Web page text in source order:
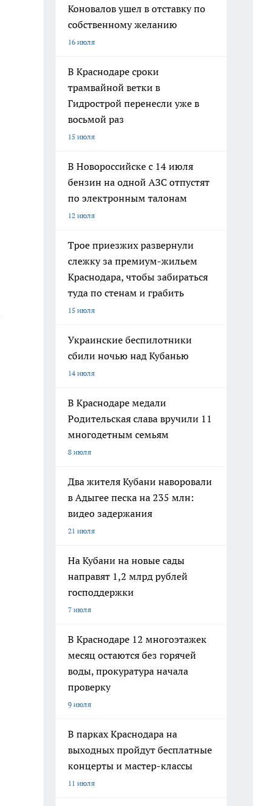
Коновалов ушел в отставку по
собственному желанию
16 июля
В Краснодаре сроки
трамвайной ветки в
Гидрострой перенесли уже в
восьмой раз
15 июля
В Новороссийске с 14 июля
бензин на одной АЗС отпустят
по электронным талонам
12 июля
Трое приезжих развернули
слежку за премиум-жильем
Краснодара, чтобы забираться
туда по стенам и грабить
15 июля
Украинские беспилотники
сбили ночью над Кубанью
14 июля
В Краснодаре медали
Родительская слава вручили 11
многодетным семьям
8 июля
Два жителя Кубани наворовали
в Адыгее песка на 235 млн:
видео задержания
21 июля
На Кубани на новые сады
направят 1,2 млрд рублей
господдержки
7 июля
В Краснодаре 12 многоэтажек
месяц остаются без горячей
воды, прокуратура начала
проверку
9 июля
В парках Краснодара на
выходных пройдут бесплатные
концерты и мастер-классы
11 июля